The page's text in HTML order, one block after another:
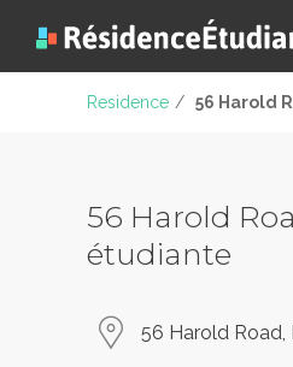
Residence / 56 Harold
56 Harold
étudiante
56 Harold Road,